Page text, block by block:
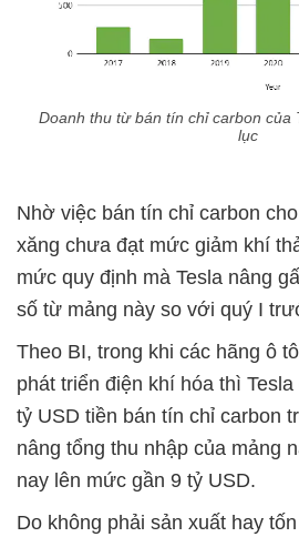
Doanh thu từ bán tín chỉ carbon của
lục
Nhờ việc bán tín chỉ carbon
xăng chưa đạt mức giảm khí
mức quy định mà Tesla nâng
số từ mảng này so với quý I
Theo BI, trong khi các hãng ô
phát triển điện khí hóa thì
tỷ USD tiền bán tín chỉ carbon
nâng tổng thu nhập của mảng
nay lên mức gần 9 tỷ USD.
Do không phải sản xuất hay